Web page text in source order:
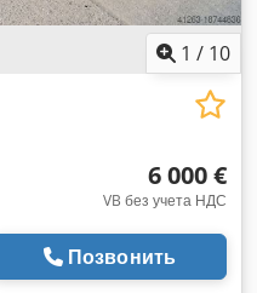
1 / 10
6 000 €
VB без учета НДС
Позвонить